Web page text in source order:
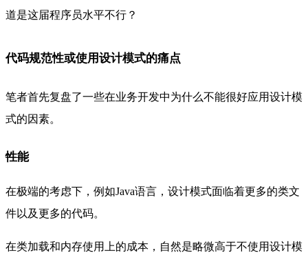
道是这届程序员水平不行？
代码规范性或使用设计模式的痛点
笔者首先复盘了一些在业务开发中为什么不能很好应用设计模
式的因素。
性能
在极端的考虑下，例如Java语言，设计模式面临着更多的类文
件以及更多的代码。
在类加载和内存使用上的成本，自然是略微高于不使用设计模